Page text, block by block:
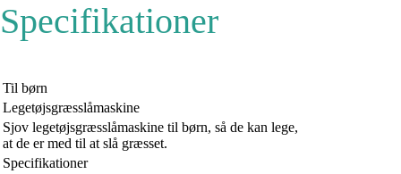
Specifikationer
Til børn
Legetøjsgræsslåmaskine
Sjov legetøjsgræsslåmaskine til børn, så de kan lege,
at de er med til at slå græsset.
Specifikationer